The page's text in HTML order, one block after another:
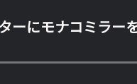
ーにモナコミラー